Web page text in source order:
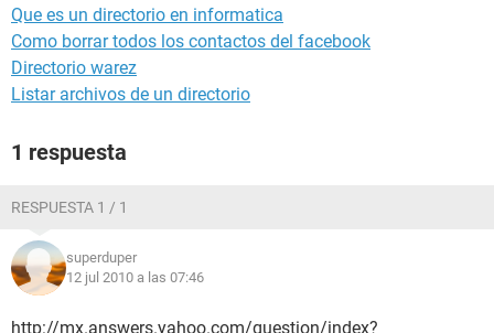
Que es un directorio en informatica
Como borrar todos los contactos del facebook
Directorio warez
Listar archivos de un directorio
1 respuesta
RESPUESTA 1 / 1
superduper
12 jul 2010 a las 07:46
http://mx.answers.yahoo.com/question/index?